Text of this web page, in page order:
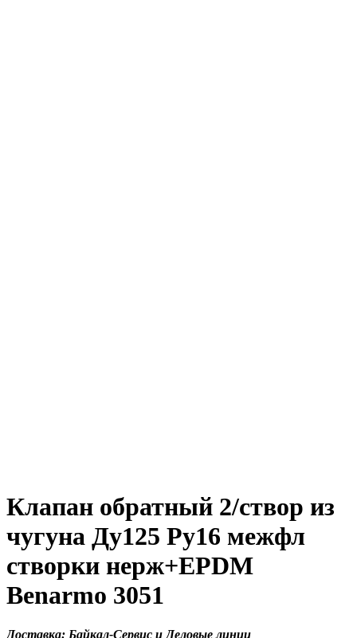
Клапан обратный 2/створ из
чугуна Ду125 Ру16 межфл
створки нерж+EPDM
Benarmo 3051
Доставка: Байкал-Сервис и Деловые линии